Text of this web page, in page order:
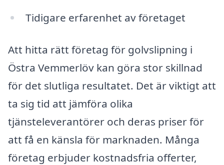
Tidigare erfarenhet av företaget
Att hitta rätt företag för golvslipning i
Östra Vemmerlöv kan göra stor skillnad
för det slutliga resultatet. Det är viktigt att
ta sig tid att jämföra olika
tjänsteleverantörer och deras priser för
att få en känsla för marknaden. Många
företag erbjuder kostnadsfria offerter,